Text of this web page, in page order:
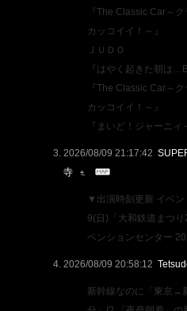
『The Classic Car～
カッコイイ！～』
ＪＵＤＯ
『はやく起きた朝は
『The Classic Car～
カッコイイ！～』
『まいど！ジャーニィ
2026/08/09 21:17:42
寺
▼出演時刻更新 イベン
9(日)「大和鉄道まつ
ベンションセンター
2026/08/09 20:58:12
新幹線なのに「東京→